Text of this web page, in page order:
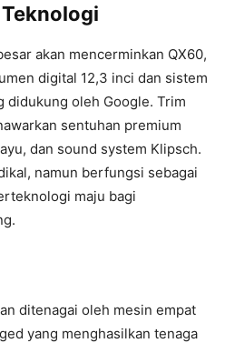
akan mencerminkan QX60,
digital 12,3 inci dan sistem
didukung oleh Google. Trim
sentuhan premium
dan sound system Klipsch.
namun berfungsi sebagai
maju bagi
ditenagai oleh mesin empat
yang menghasilkan tenaga